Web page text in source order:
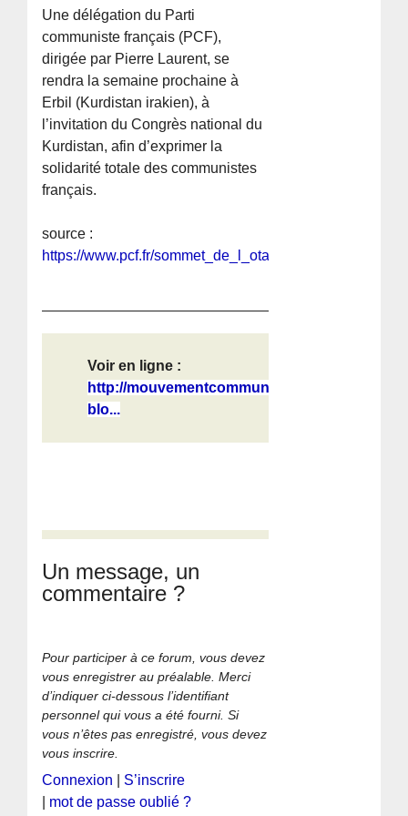
Une délégation du Parti
communiste français (PCF),
dirigée par Pierre Laurent, se
rendra la semaine prochaine à
Erbil (Kurdistan irakien), à
l’invitation du Congrès national du
Kurdistan, afin d’exprimer la
solidarité totale des communistes
français.
source :
https://www.pcf.fr/
Voir en ligne :
http://mouvementcommuniste.over-
blo...
Un message, un
commentaire ?
Pour participer à ce forum, vous devez
vous enregistrer au préalable. Merci
d’indiquer ci-dessous l’identifiant
personnel qui vous a été fourni. Si
vous n’êtes pas enregistré, vous devez
vous inscrire.
Connexion
S’inscrire
mot de passe oublié ?